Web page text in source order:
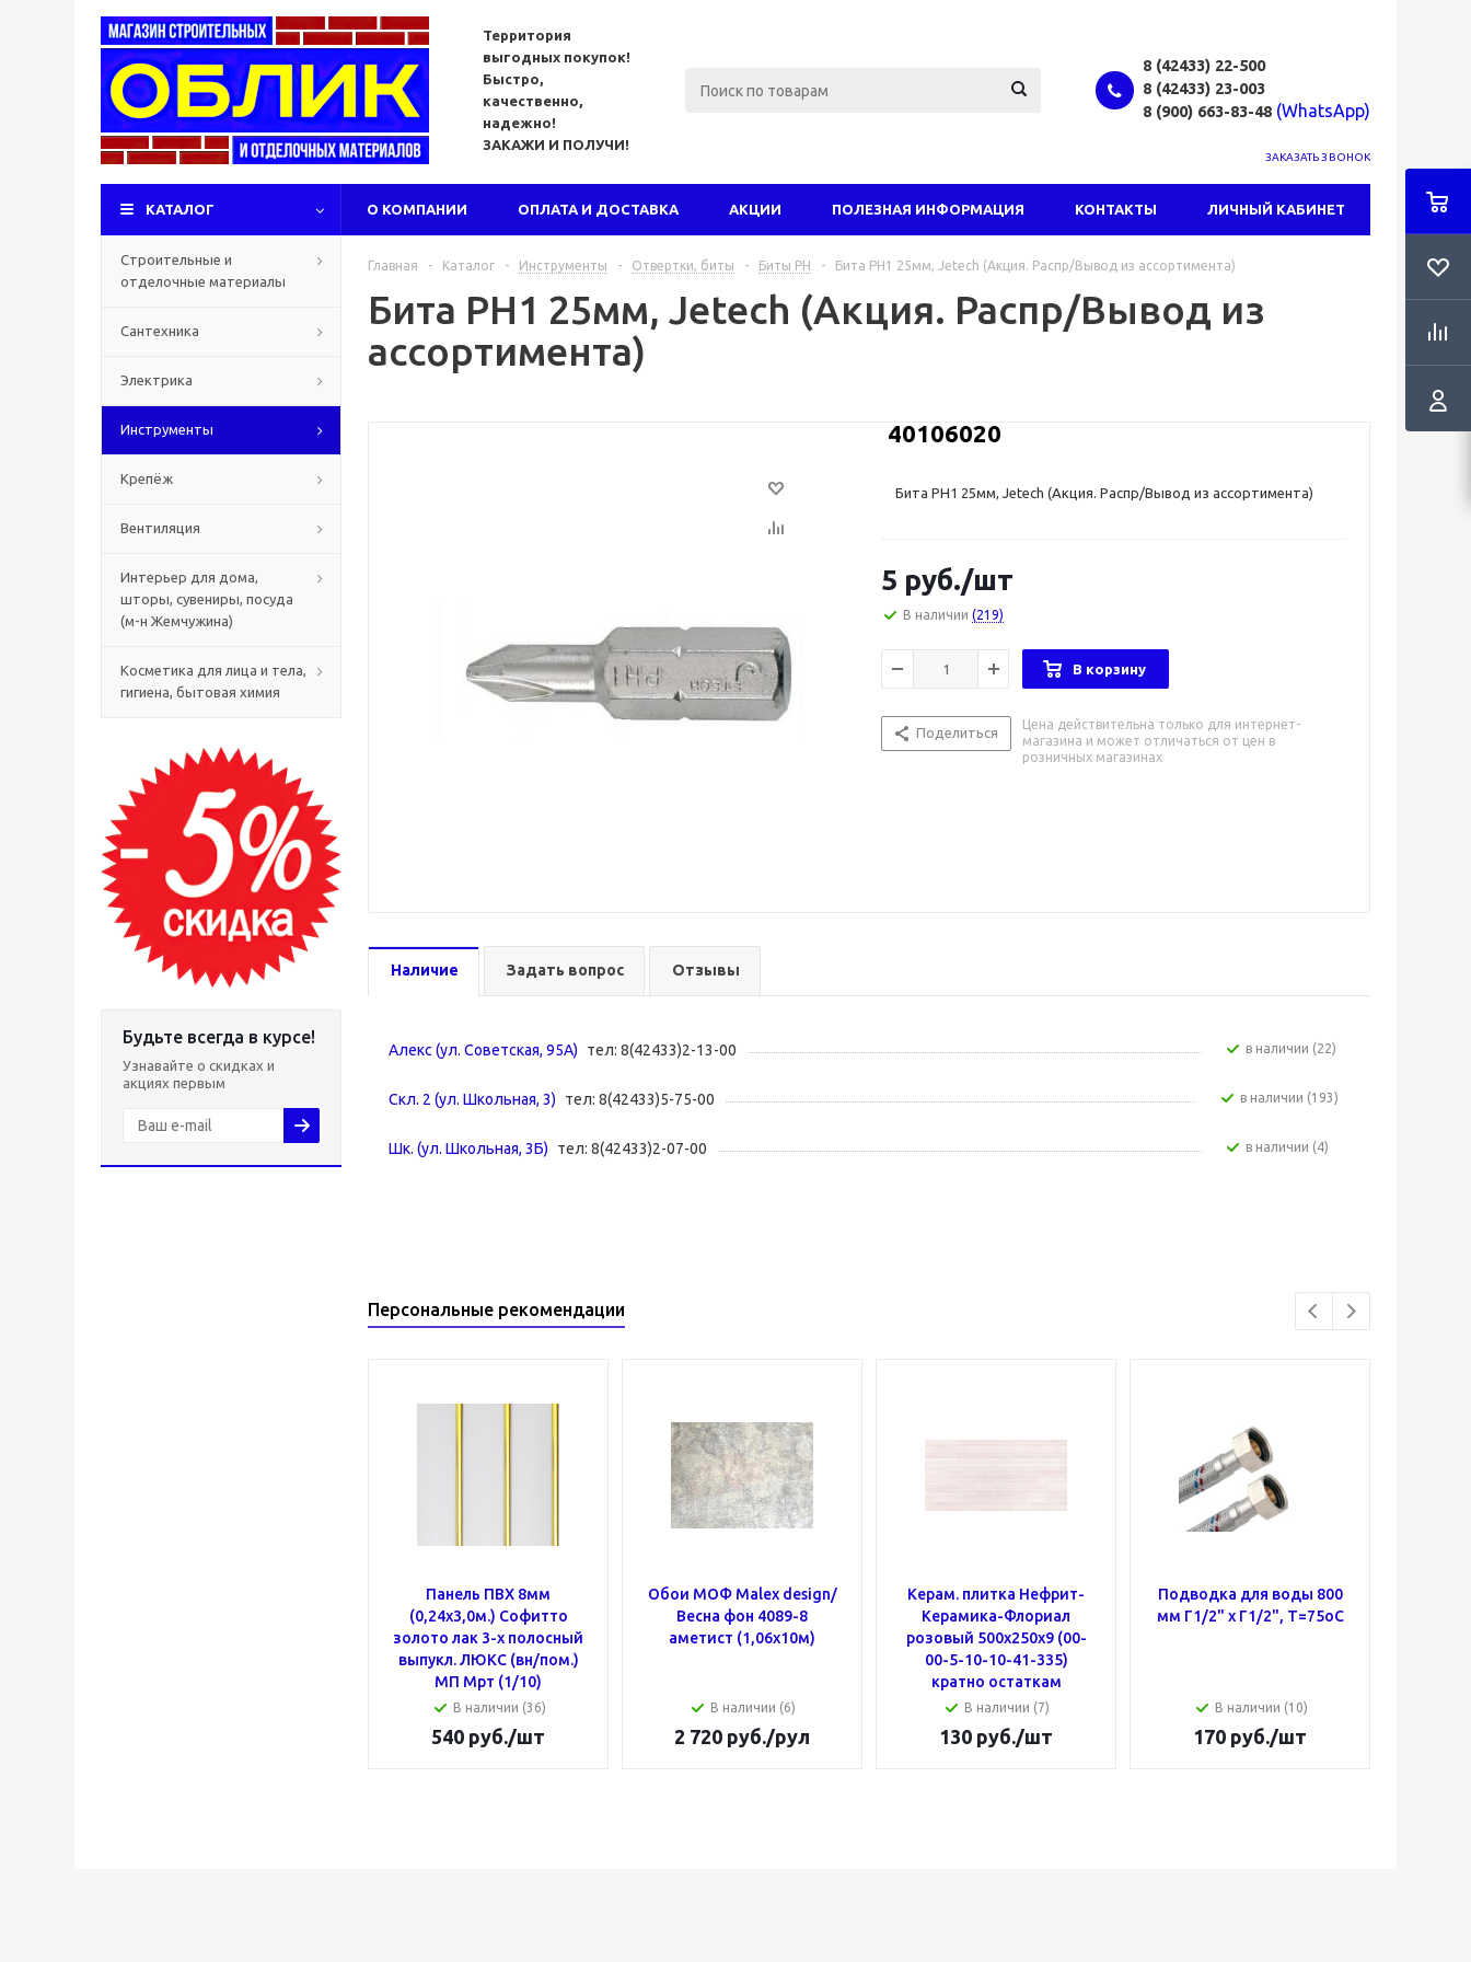
Территория
выгодных покупок!
Быстро,
качественно,
надежно!
ЗАКАЖИ И ПОЛУЧИ!
8 (42433) 22-500
8 (42433) 23-003
8 (900) 663-83-48 (WhatsApp)
ЗАКАЗАТЬ ЗВОНОК
КАТАЛОГ О КОМПАНИИ ОПЛАТА И ДОСТАВКА АКЦИИ ПОЛЕЗНАЯ ИНФОРМАЦИЯ КОНТАКТЫ ЛИЧНЫЙ КАБИНЕТ
Строительные и
отделочные материалы
Сантехника
Электрика
Инструменты
Крепёж
Вентиляция
Интерьер для дома,
шторы, сувениры, посуда
(м-н Жемчужина)
Косметика для лица и тела,
гигиена, бытовая химия
Будьте всегда в курсе!
Узнавайте о скидках и
акциях первым
Главная - Каталог - Инструменты - Отвертки, биты - Биты PH - Бита PH1 25мм, Jetech (Акция. Распр/Вывод из ассортимента)
Бита PH1 25мм, Jetech (Акция. Распр/Вывод из
ассортимента)
40106020
Бита PH1 25мм, Jetech (Акция. Распр/Вывод из ассортимента)
5 руб./шт
В наличии (219)
В корзину
Поделиться
Цена действительна только для интернет-
магазина и может отличаться от цен в
розничных магазинах
Наличие Задать вопрос Отзывы
Алекс (ул. Советская, 95А) тел: 8(42433)2-13-00 В наличии (22)
Скл. 2 (ул. Школьная, 3) тел: 8(42433)5-75-00 В наличии (193)
Шк. (ул. Школьная, 3Б) тел: 8(42433)2-07-00 В наличии (4)
Персональные рекомендации
Панель ПВХ 8мм
(0,24x3,0м.) Cофитто
золото лак 3-х полосный
выпукл. ЛЮКС (вн/пом.)
МП Мрт (1/10)
В наличии (36)
540 руб./шт
Обои МОФ Malex design/
Весна фон 4089-8
аметист (1,06х10м)
В наличии (6)
2 720 руб./рул
Керам. плитка Нефрит-
Керамика-Флориал
розовый 500х250х9 (00-
00-5-10-10-41-335)
кратно остаткам
В наличии (7)
130 руб./шт
Подводка для воды 800
мм Г1/2" х Г1/2", Т=75оС
В наличии (10)
170 руб./шт